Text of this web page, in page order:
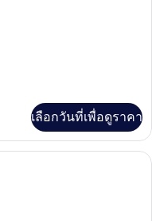
เลือกวันที่เพื่อดูราคา